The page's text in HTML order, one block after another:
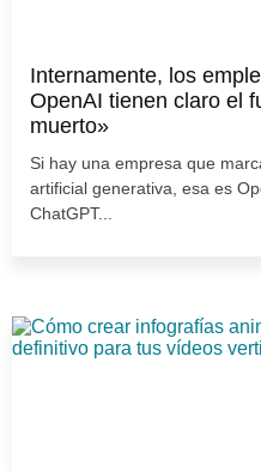
Internamente, los
OpenAI tienen claro el
muerto»
Si hay una empresa que
artificial generativa, esa es
ChatGPT...